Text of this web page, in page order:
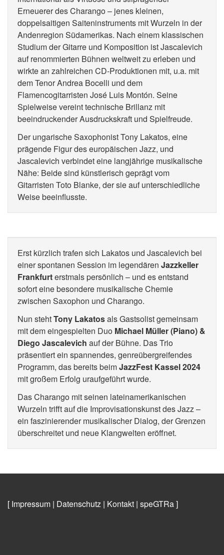
Erneuerer des Charango – jenes kleinen,
doppelsaitigen Saiteninstruments mit Wurzeln in der
Andenregion Südamerikas. Nach einem klassischen
Studium der Gitarre und Komposition ist Jascalevich
auf renommierten Bühnen weltweit zu erleben und
wirkte an zahlreichen CD-Produktionen mit, u.a. mit
dem Tenor Andrea Bocelli und dem
Flamencogitarristen José Luis Montón. Seine
Spielweise vereint technische Brillanz mit
beeindruckender Ausdruckskraft und Spielfreude.
Der ungarische Saxophonist Tony Lakatos, eine
prägende Figur des europäischen Jazz, und
Jascalevich verbindet eine langjährige musikalische
Nähe: Beide sind künstlerisch geprägt vom
Gitarristen Toto Blanke, der sie auf unterschiedliche
Weise beeinflusste.
Erst kürzlich trafen sich Lakatos und Jascalevich bei
einer spontanen Session im legendären Jazzkeller
Frankfurterstmals persönlich – und es entstand
sofort eine besondere musikalische Chemie
zwischen Saxophon und Charango.
Nun stehtTony Lakatosals Gastsolist gemeinsam
mit dem eingespielten Duo Michael Müller (Piano) &
Diego Jascalevich auf der Bühne. Das Trio
präsentiert ein spannendes, genreübergreifendes
Programm, das bereits beimJazzFest Kassel 2024
mit großem Erfolg uraufgeführt wurde.
Das Charango mit seinen lateinamerikanischen
Wurzeln trifft auf die Improvisationskunst des Jazz –
ein faszinierender musikalischer Dialog, der Grenzen
überschreitet und neue Klangwelten eröffnet.
[ Impressum | Datenschutz | Kontakt | speGTRa]